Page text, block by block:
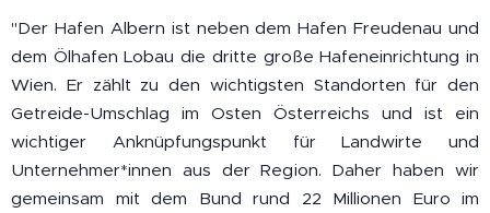
"Der Hafen Albern ist neben dem Hafen Freudenau und
dem Ölhafen Lobau die dritte große Hafeneinrichtung in
Wien. Er zählt zu den wichtigsten Standorten für den
Getreide-Umschlag im Osten Österreichs und ist ein
wichtiger Anknüpfungspunkt für Landwirte und
Unternehmer*innen aus der Region. Daher haben wir
gemeinsam mit dem Bund rund 22 Millionen Euro im